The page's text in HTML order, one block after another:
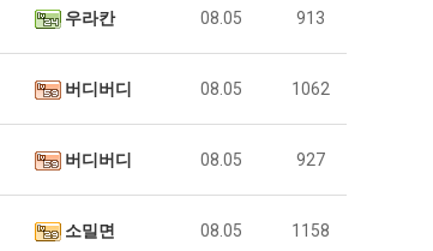
우라칸 08.05 913
버디버디 08.05 1062
버디버디 08.05 927
소밀면 08.05 1158